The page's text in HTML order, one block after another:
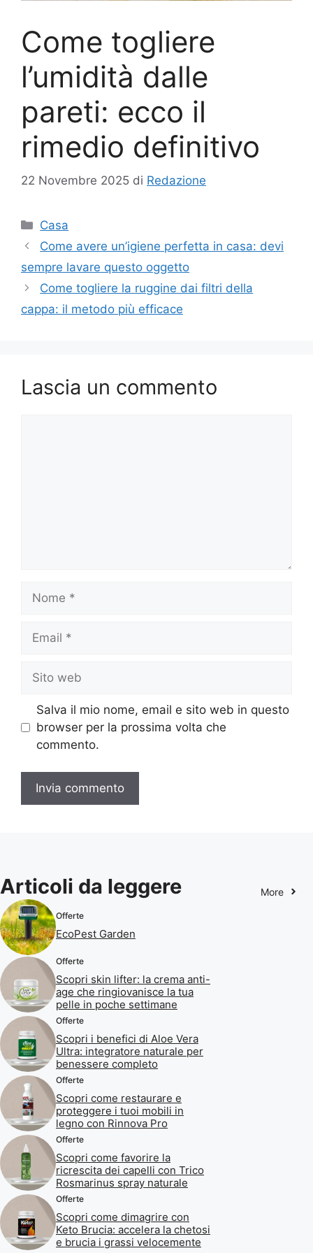
Come togliere
l’umidità dalle
pareti: ecco il
rimedio definitivo
22 Novembre 2025 di Redazione
Categorie
Casa
Come avere un’igiene perfetta in casa: devi
sempre lavare questo oggetto
Come togliere la ruggine dai filtri della
cappa: il metodo più efficace
Lascia un commento
Nome
Email
Sito
web
Salva il mio nome, email e sito web in questo
browser per la prossima volta che
commento.
Articoli da leggere More
Offerte
EcoPest Garden
Offerte
Scopri skin lifter: la crema anti-
age che ringiovanisce la tua
pelle in poche settimane
Offerte
Scopri i benefici di Aloe Vera
Ultra: integratore naturale per
benessere completo
Offerte
Scopri come restaurare e
proteggere i tuoi mobili in
legno con Rinnova Pro
Offerte
Scopri come favorire la
ricrescita dei capelli con Trico
Rosmarinus spray naturale
Offerte
Scopri come dimagrire con
Keto Brucia: accelera la chetosi
e brucia i grassi velocemente